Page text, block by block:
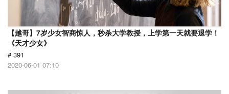
【越哥】7岁少女智商惊人，秒杀大学教授，上学第一天就要退学！
《天才少女》
# 391
2020-06-01 07:10